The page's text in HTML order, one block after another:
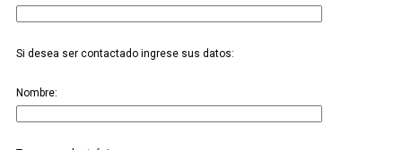
Si desea ser contactado ingrese sus datos:
Nombre: